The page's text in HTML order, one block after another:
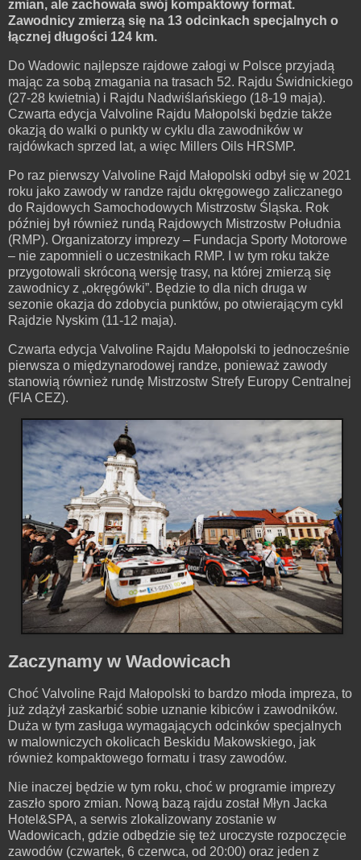
zmian, ale zachowała swój kompaktowy format.
Zawodnicy zmierzą się na 13 odcinkach specjalnych o
łącznej długości 124 km.
Do Wadowic najlepsze rajdowe załogi w Polsce przyjadą
mając za sobą zmagania na trasach 52. Rajdu Świdnickiego
(27-28 kwietnia) i Rajdu Nadwiślańskiego (18-19 maja).
Czwarta edycja Valvoline Rajdu Małopolski będzie także
okazją do walki o punkty w cyklu dla zawodników w
rajdówkach sprzed lat, a więc Millers Oils HRSMP.
Po raz pierwszy Valvoline Rajd Małopolski odbył się w 2021
roku jako zawody w randze rajdu okręgowego zaliczanego
do Rajdowych Samochodowych Mistrzostw Śląska. Rok
później był również rundą Rajdowych Mistrzostw Południa
(RMP). Organizatorzy imprezy – Fundacja Sporty Motorowe
– nie zapomnieli o uczestnikach RMP. I w tym roku także
przygotowali skróconą wersję trasy, na której zmierzą się
zawodnicy z „okręgówki”. Będzie to dla nich druga w
sezonie okazja do zdobycia punktów, po otwierającym cykl
Rajdzie Nyskim (11-12 maja).
Czwarta edycja Valvoline Rajdu Małopolski to jednocześnie
pierwsza o międzynarodowej randze, ponieważ zawody
stanowią również rundę Mistrzostw Strefy Europy Centralnej
(FIA CEZ).
Zaczynamy w Wadowicach
Choć Valvoline Rajd Małopolski to bardzo młoda impreza, to
już zdążył zaskarbić sobie uznanie kibiców i zawodników.
Duża w tym zasługa wymagających odcinków specjalnych
w malowniczych okolicach Beskidu Makowskiego, jak
również kompaktowego formatu i trasy zawodów.
Nie inaczej będzie w tym roku, choć w programie imprezy
zaszło sporo zmian. Nową bazą rajdu został Młyn Jacka
Hotel&SPA, a serwis zlokalizowany zostanie w
Wadowicach, gdzie odbędzie się też uroczyste rozpoczęcie
zawodów (czwartek, 6 czerwca, od 20:00) oraz jeden z